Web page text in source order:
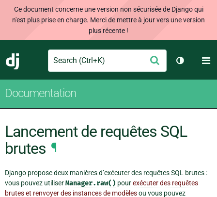
Ce document concerne une version non sécurisée de Django qui
n'est plus prise en charge. Merci de mettre à jour vers une version
plus récente !
Django
Search Envoyer
Changer
Documentation
Lancement de requêtes SQL
brutes ¶
Django propose deux manières d’exécuter des requêtes SQL brutes :
vous pouvez utiliserManager.raw() pourexécuter des requêtes
brutes et renvoyer des instances de modèlesou vous pouvez